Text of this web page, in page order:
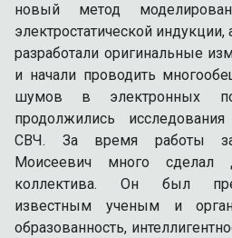
новый метод
электростатической индукции,
разработали оригинальные
и начали проводить
шумов в электронных
продолжились
СВЧ. За время работы
Моисеевич много
коллектива. Он был
известным ученым и
образованность,